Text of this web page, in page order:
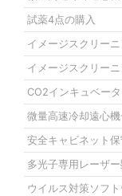
試薬4点の購入
イメージスクリー
イメージスクリー
CO2インキュベー
微量高速冷却遠心
安全キャビネット
多光子専用レーザ
ウイルス対策ソフ